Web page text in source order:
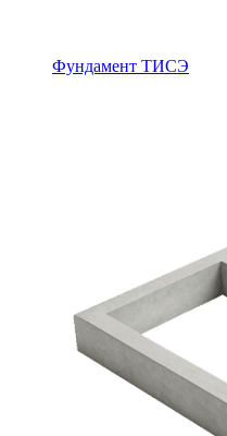
Фундамент ТИСЭ